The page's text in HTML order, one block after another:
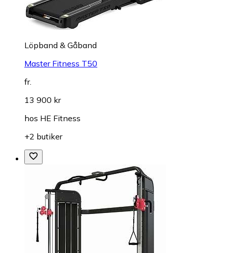
Löpband & Gåband
Master Fitness T50
fr.
13 900 kr
hos HE Fitness
+2 butiker